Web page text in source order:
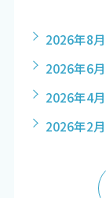
2026年8月
2026年6月
2026年4月
2026年2月